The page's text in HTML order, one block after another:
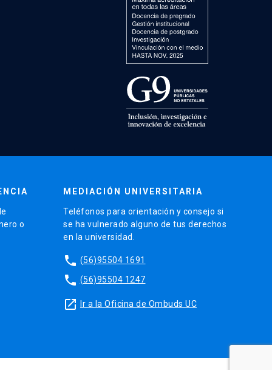
o
MEDIACIÓN UNIVERSITARIA
Teléfonos para orientación y consejo si
se ha vulnerado alguno de tus derechos
en la universidad.
phone (56)95504 1691
phone (56)95504 1247
launch Ir a la Oficina de Ombuds UC